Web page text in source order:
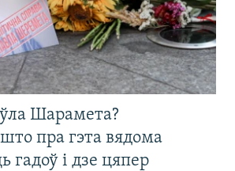
Шарамета?
пра гэта вядома
гадоў і дзе цяпер